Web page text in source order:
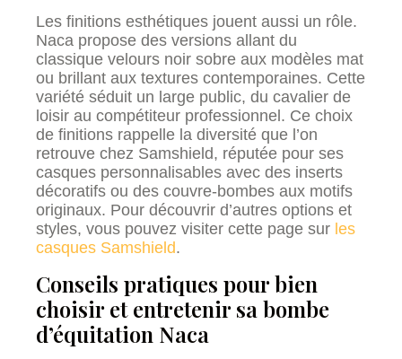
Les finitions esthétiques jouent aussi un rôle.
Naca propose des versions allant du
classique velours noir sobre aux modèles mat
ou brillant aux textures contemporaines. Cette
variété séduit un large public, du cavalier de
loisir au compétiteur professionnel. Ce choix
de finitions rappelle la diversité que l’on
retrouve chez Samshield, réputée pour ses
casques personnalisables avec des inserts
décoratifs ou des couvre-bombes aux motifs
originaux. Pour découvrir d’autres options et
styles, vous pouvez visiter cette page sur les
casques Samshield.
Conseils pratiques pour bien
choisir et entretenir sa bombe
d’équitation Naca